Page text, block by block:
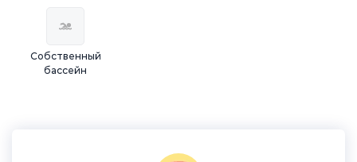
Собственный
бассейн